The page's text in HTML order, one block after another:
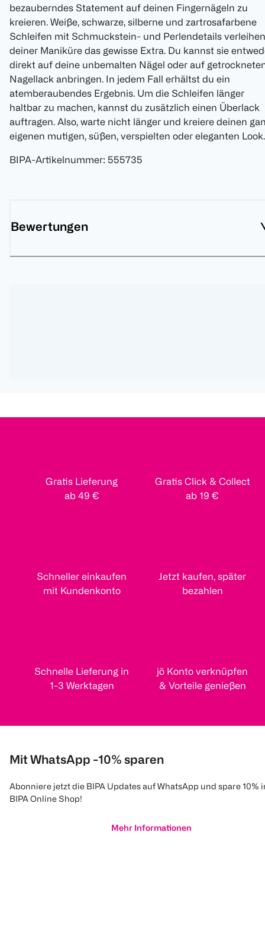
bezauberndes Statement auf deinen Fingernägeln zu
kreieren. Weiße, schwarze, silberne und zartrosafarbene
Schleifen mit Schmuckstein- und Perlendetails verleihen
deiner Maniküre das gewisse Extra. Du kannst sie
direkt auf deine unbemalten Nägel oder auf
Nagellack anbringen. In jedem Fall erhältst du ein
atemberaubendes Ergebnis. Um die Schleifen länger
haltbar zu machen, kannst du zusätzlich einen Überlack
auftragen. Also, warte nicht länger und kreiere deinen
eigenen mutigen, süßen, verspielten oder eleganten Look.
BIPA-Artikelnummer: 555735
Bewertungen
Gratis Lieferung
ab 49 €
Gratis Click & Collect
ab 19 €
Schneller einkaufen
mit Kundenkonto
Jetzt kaufen, später
bezahlen
Schnelle Lieferung in
1-3 Werktagen
jö Konto verknüpfen
& Vorteile genießen
Mit WhatsApp -10% sparen
Abonniere jetzt die BIPA Updates auf WhatsApp und spare 10%
BIPA Online Shop!
Mehr Informationen